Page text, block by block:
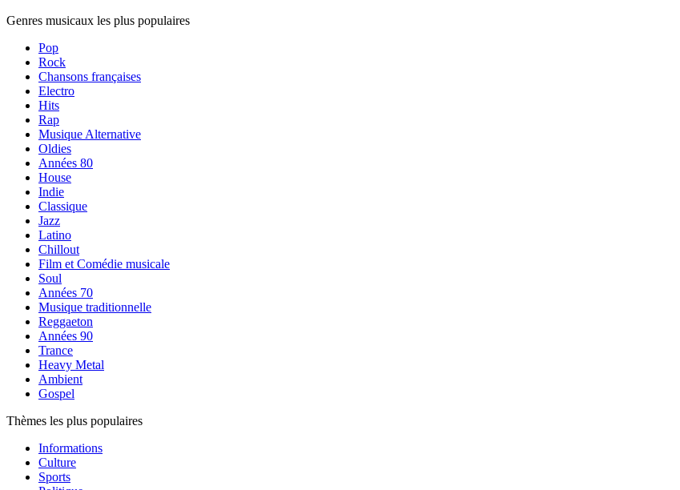
Genres musicaux les plus populaires
Pop
Rock
Chansons françaises
Electro
Hits
Rap
Musique Alternative
Oldies
Années 80
House
Indie
Classique
Jazz
Latino
Chillout
Film et Comédie musicale
Soul
Années 70
Musique traditionnelle
Reggaeton
Années 90
Trance
Heavy Metal
Ambient
Gospel
Thèmes les plus populaires
Informations
Culture
Sports